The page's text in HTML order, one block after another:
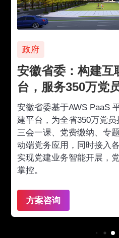
政府
安徽省委：构建互
台，服务350万党
安徽省委基于AWS PaaS
建平台，为全省350万党员
三会一课、党费缴纳、专
动端党务应用，同时接入
实现党建业务智能开展，
掌控。
方案咨询